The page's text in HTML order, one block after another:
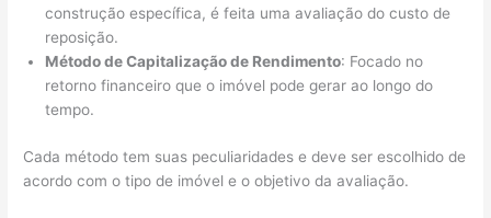
construção específica, é feita uma avaliação do custo de
reposição.
Método de Capitalização de Rendimento: Focado no
retorno financeiro que o imóvel pode gerar ao longo do
tempo.
Cada método tem suas peculiaridades e deve ser escolhido de
acordo com o tipo de imóvel e o objetivo da avaliação.